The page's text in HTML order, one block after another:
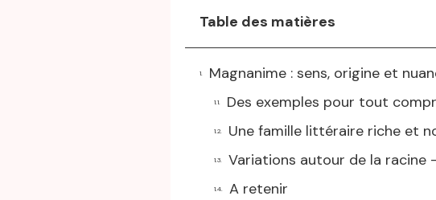
Table des matières
Magnanime : sens, origine et
Des exemples pour tout
Une famille littéraire riche et
Variations autour de la racine
A retenir